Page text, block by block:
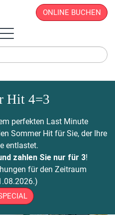
ONLINE BUCHEN
Hit 4=3
perfekten Last Minute
Sommer Hit für Sie, der Ihre
entlastet.
zahlen Sie nur für 3!
für den Zeitraum